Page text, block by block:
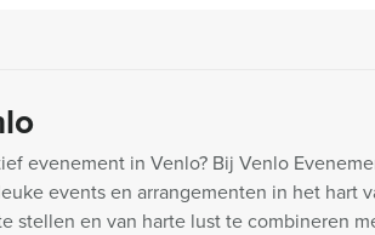
evenement in Venlo? Bij Venlo
events en arrangementen in het hart
stellen en van harte lust te combineren